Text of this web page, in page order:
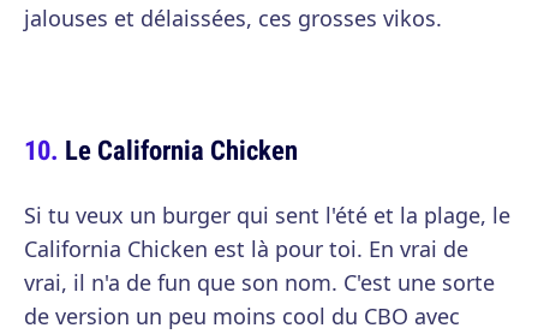
jalouses et délaissées, ces grosses vikos.
Le California Chicken
Si tu veux un burger qui sent l'été et la plage, le
California Chicken est là pour toi. En vrai de
vrai, il n'a de fun que son nom. C'est une sorte
de version un peu moins cool du CBO avec